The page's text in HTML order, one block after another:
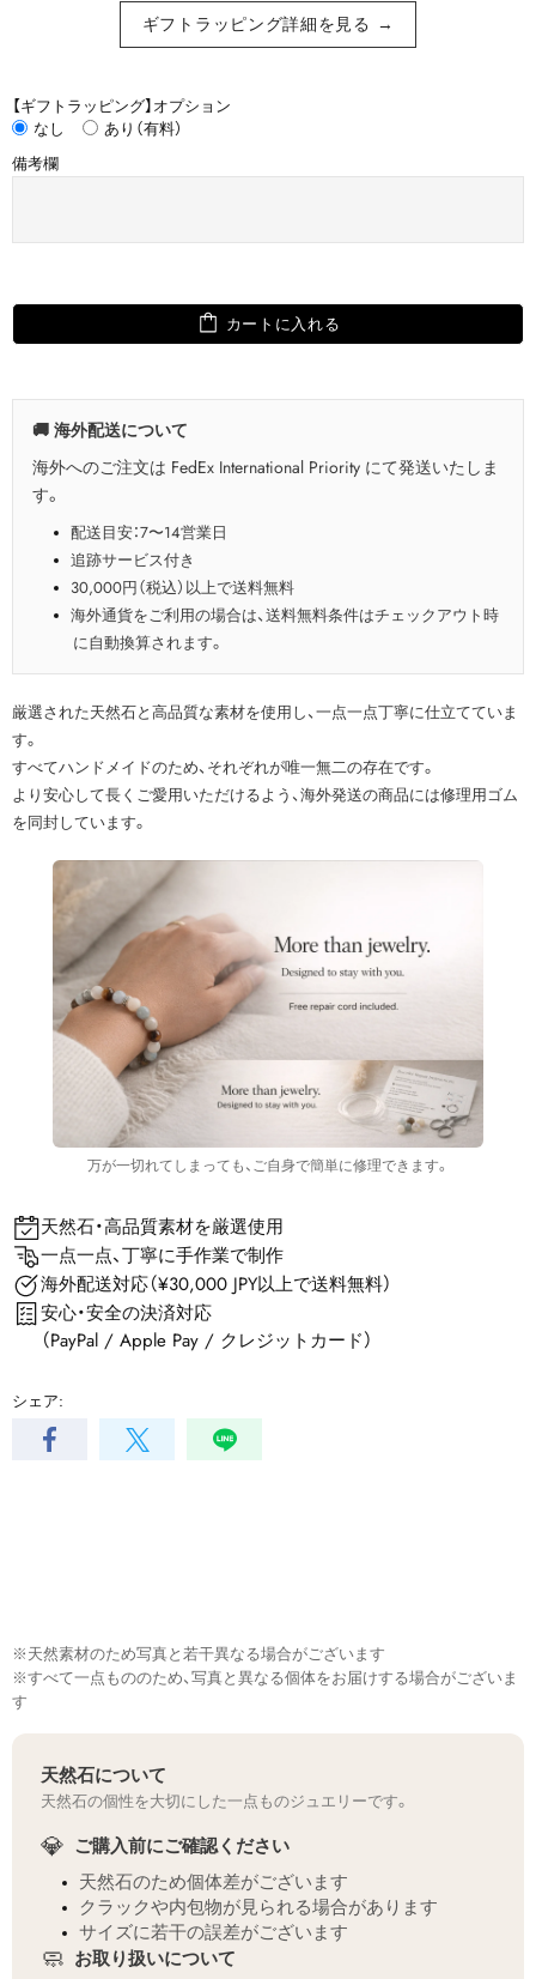
ギフトラッピング詳細を見る →
【ギフトラッピング】オプション
なし
あり（有料）
備考欄
カートに入れる
🚚 海外配送について
海外へのご注文は FedEx International Priority にて発送いたしま
す。
配送目安：7〜14営業日
追跡サービス付き
30,000円（税込）以上で送料無料
海外通貨をご利用の場合は、送料無料条件はチェックアウト時
に自動換算されます。
厳選された天然石と高品質な素材を使用し、一点一点丁寧に仕立てていま
す。
すべてハンドメイドのため、それぞれが唯一無二の存在です。
より安心して長くご愛用いただけるよう、海外発送の商品には修理用ゴム
を同封しています。
万が一切れてしまっても、ご自身で簡単に修理できます。
天然石・高品質素材を厳選使用
一点一点、丁寧に手作業で制作
海外配送対応（¥30,000 JPY以上で送料無料）
安心・安全の決済対応
（PayPal / Apple Pay / クレジットカード）
シェア:
※天然素材のため写真と若干異なる場合がございます
※すべて一点もののため、写真と異なる個体をお届けする場合がございま
す
天然石について
天然石の個性を大切にした一点ものジュエリーです。
💎 ご購入前にご確認ください
天然石のため個体差がございます
クラックや内包物が見られる場合があります
サイズに若干の誤差がございます
🧼 お取り扱いについて